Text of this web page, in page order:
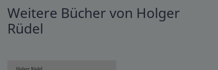
Weitere Bücher von Holger
Rüdel